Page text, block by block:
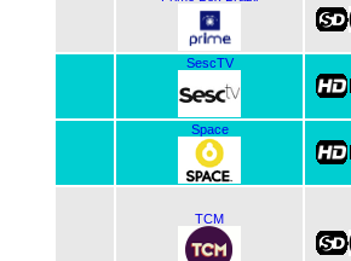
SescTV
Space
TCM